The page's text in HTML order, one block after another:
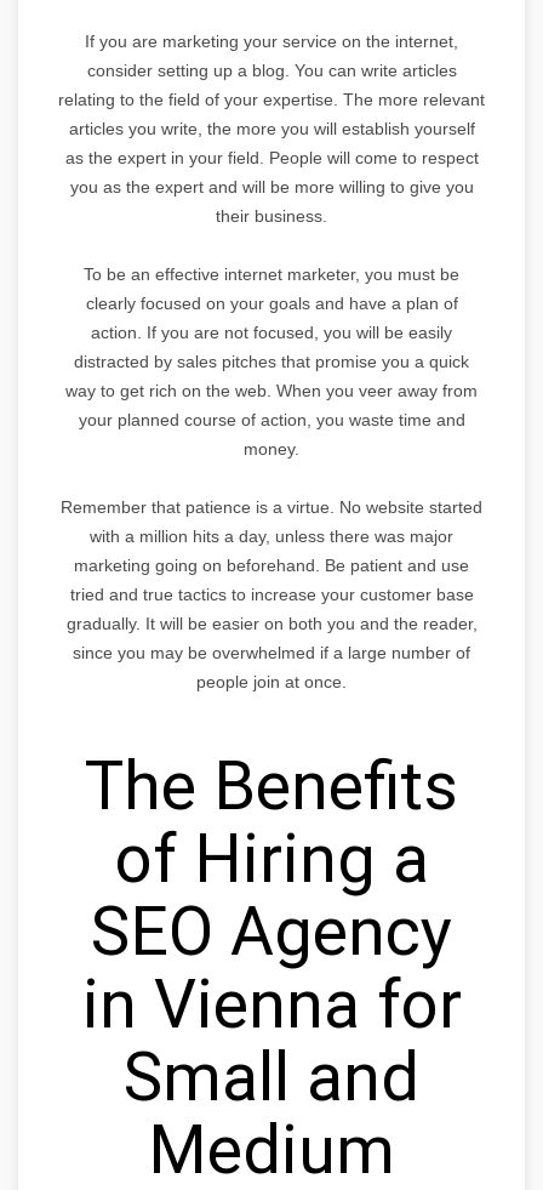
If you are marketing your service on the internet,
consider setting up a blog. You can write articles
relating to the field of your expertise. The more relevant
articles you write, the more you will establish yourself
as the expert in your field. People will come to respect
you as the expert and will be more willing to give you
their business.
To be an effective internet marketer, you must be
clearly focused on your goals and have a plan of
action. If you are not focused, you will be easily
distracted by sales pitches that promise you a quick
way to get rich on the web. When you veer away from
your planned course of action, you waste time and
money.
Remember that patience is a virtue. No website started
with a million hits a day, unless there was major
marketing going on beforehand. Be patient and use
tried and true tactics to increase your customer base
gradually. It will be easier on both you and the reader,
since you may be overwhelmed if a large number of
people join at once.
The Benefits
of Hiring a
SEO Agency
in Vienna for
Small and
Medium